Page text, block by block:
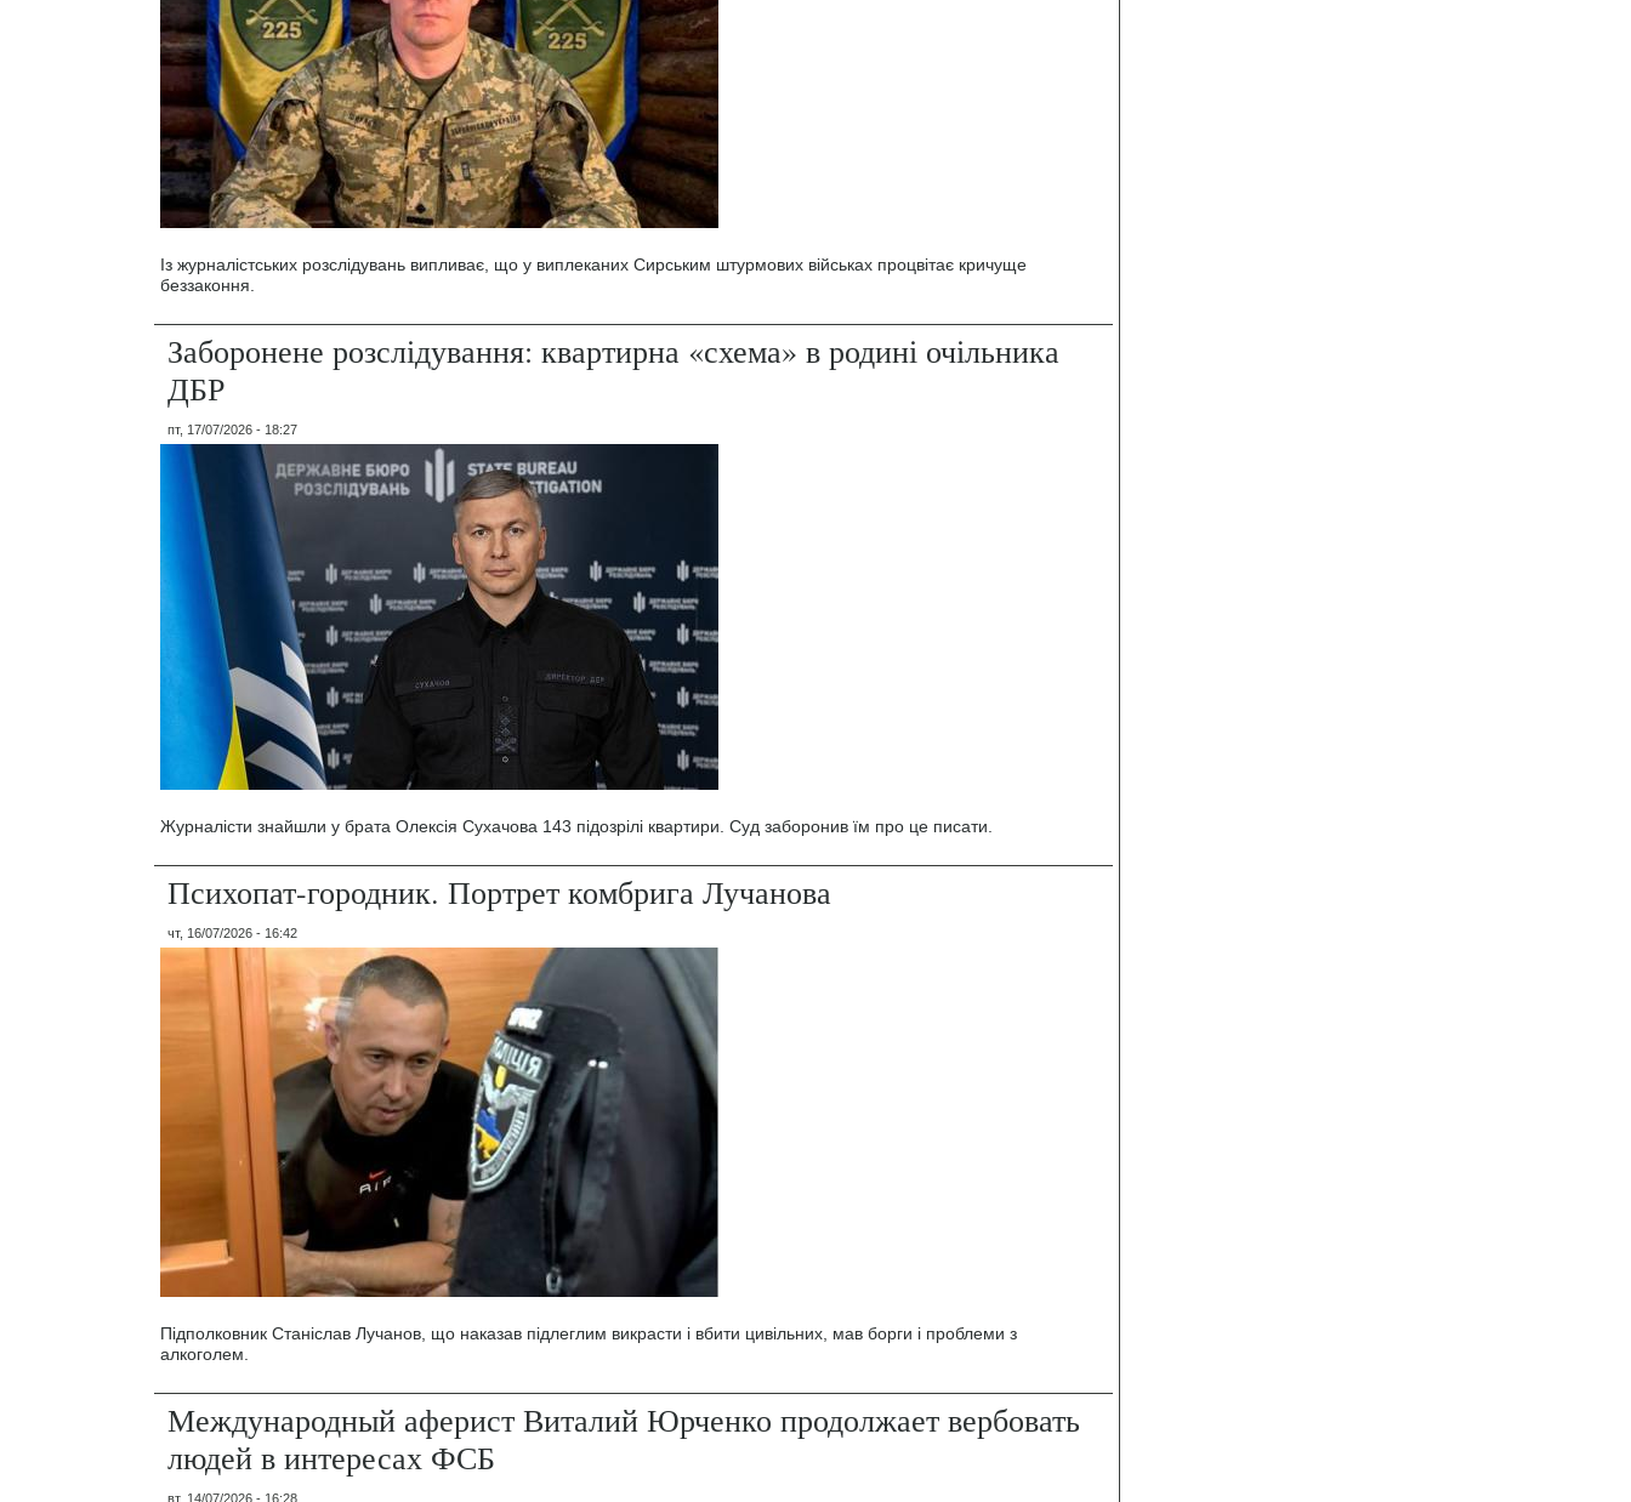
Із журналістських розслідувань випливає, що у виплеканих Сирським штурмових військах процвітає кричуще
беззаконня.
Заборонене розслідування: квартирна «схема» в родині очільника
ДБР
пт, 17/07/2026 - 18:27
Журналісти знайшли у брата Олексія Сухачова 143 підозрілі квартири. Суд заборонив їм про це писати.
Психопат-городник. Портрет комбрига Лучанова
чт, 16/07/2026 - 16:42
Підполковник Станіслав Лучанов, що наказав підлеглим викрасти і вбити цивільних, мав борги і проблеми з
алкоголем.
Международный аферист Виталий Юрченко продолжает вербовать
людей в интересах ФСБ
вт, 14/07/2026 - 16:28